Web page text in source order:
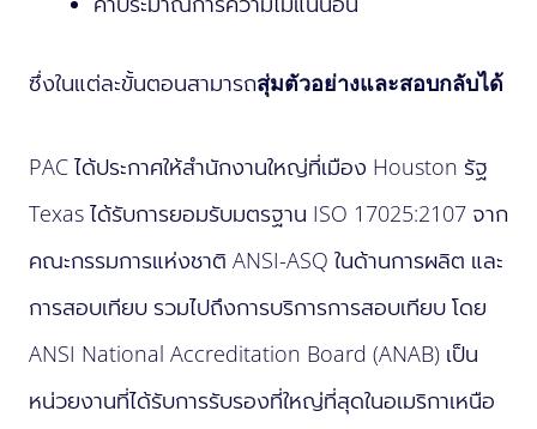
ซึ่งในแต่ละขั้นตอนสามารถสุ่มตัวอย่างและสอบกลับได้
PAC ได้ประกาศให้สำนักงานใหญ่ที่เมือง Houston รัฐ
Texas ได้รับการยอมรับมตรฐาน ISO 17025:2107 จาก
คณะกรรมการแห่งชาติ ANSI-ASQ ในด้านการผลิต และ
การสอบเทียบ รวมไปถึงการบริการการสอบเทียบ โดย
ANSI National Accreditation Board (ANAB) เป็น
หน่วยงานที่ได้รับการรับรองที่ใหญ่ที่สุดในอเมริกาเหนือ